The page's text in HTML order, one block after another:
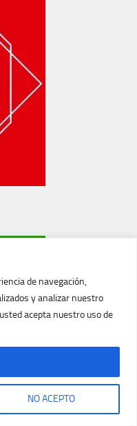
de navegación,
y analizar nuestro
acepta nuestro uso de
NO ACEPTO